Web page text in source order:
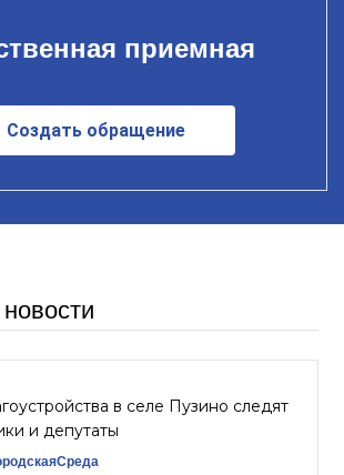
приемная
Создать обращение
в селе Пузино следят
и депутаты